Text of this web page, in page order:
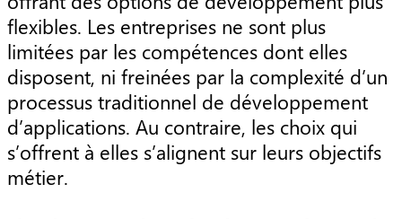
flexibles. Les entreprises ne sont plus
limitées par les compétences dont elles
disposent, ni freinées par la complexité d’un
processus traditionnel de développement
d’applications. Au contraire, les choix qui
s’offrent à elles s’alignent sur leurs objectifs
métier.